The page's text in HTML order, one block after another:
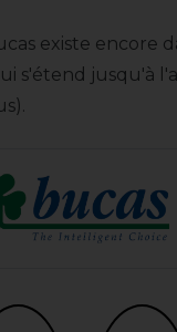
existe encore
s'étend jusqu'à